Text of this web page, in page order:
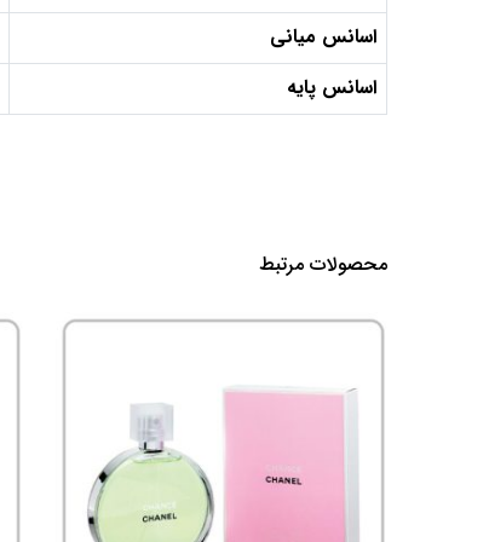
اسانس میانی
اسانس پایه
محصولات مرتبط